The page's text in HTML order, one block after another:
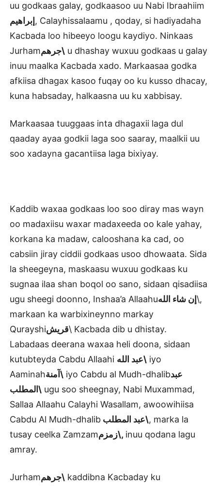
uu godkaas galay, godkaasoo uu Nabi Ibraahiim
إبراهيم , Calayhissalaamu , qoday, si hadiyadaha
Kacbada loo hibeeyo loogu kaydiyo. Ninkaas
Jurham
جرهم\ u dhashay wuxuu godkaas u galay
inuu maalka Kacbada xado. Markaasaa godka
afkiisa dhagax kasoo fuqay oo ku kusso dhacay,
kuna habsaday, halkaasna uu ku xabbisay.
Markaasaa tuuggaas inta dhagaxii laga dul
qaaday ayaa godkii laga soo saaray, maalkii uu
soo xadayna gacantiisa laga bixiyay.
Kaddib waxaa godkaas loo soo diray mas wayn
oo madaxiisu waxar madaxeeda oo kale yahay,
korkana ka madaw, calooshana ka cad, oo
cabsiin jiray ciddii godkaas usoo dhowaata. Sida
la sheegeyna, maskaasu wuxuu godkaas ku
sugnaa ilaa shan boqol oo sano, sidaan qisadiisa
ugu sheegi doonno, Inshaa’a Allaahuإن شاء الله \,
markaan ka warbixineynno markay
Qurayshiقريش\ Kacbada dib u dhistay.
Labadaas deerana waxaa heli doona, sidaan
kutubteyda Cabdu Allaahi
عبد الله\ iyo
Aaminah
آمنة\ iyo Cabdu al Mudh-dhalibعبد
المطلب\ ugu soo sheegnay, Nabi Muxammad,
Sallaa Allaahu Calayhi Wasallam, awoowihiisa
Cabdu Al Mudh-dhalib
عبد المطلب\, marka la
tusay ceelka Zamzam
زمزم\, inuu qodana lagu
amray.
Jurham جرهم\ kaddibna Kacbaday ku